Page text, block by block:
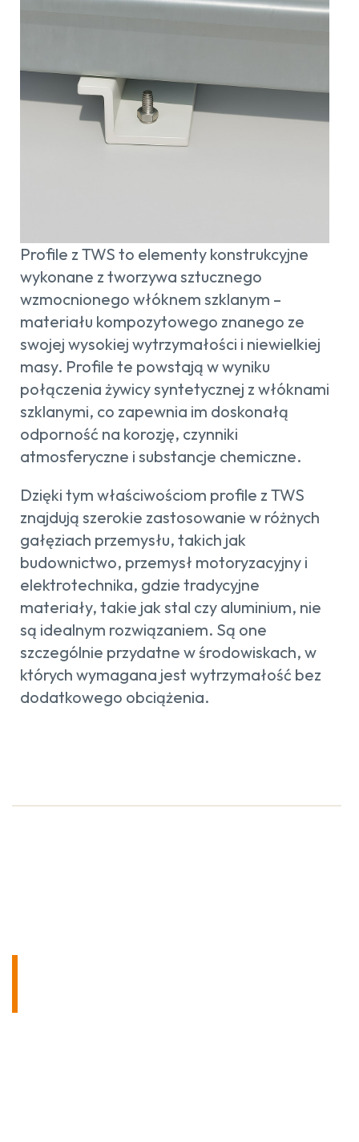
Profile z TWS to elementy konstrukcyjne
wykonane z tworzywa sztucznego
wzmocnionego włóknem szklanym –
materiału kompozytowego znanego ze
swojej wysokiej wytrzymałości i niewielkiej
masy. Profile te powstają w wyniku
połączenia żywicy syntetycznej z włóknami
szklanymi, co zapewnia im doskonałą
odporność na korozję, czynniki
atmosferyczne i substancje chemiczne.
Dzięki tym właściwościom profile z TWS
znajdują szerokie zastosowanie w różnych
gałęziach przemysłu, takich jak
budownictwo, przemysł motoryzacyjny i
elektrotechnika, gdzie tradycyjne
materiały, takie jak stal czy aluminium, nie
są idealnym rozwiązaniem. Są one
szczególnie przydatne w środowiskach, w
których wymagana jest wytrzymałość bez
dodatkowego obciążenia.